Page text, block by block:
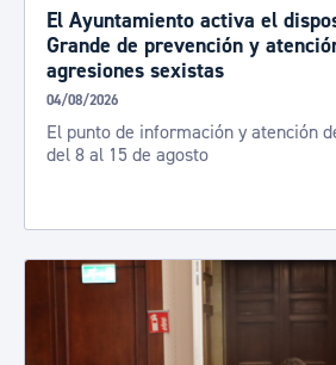
El Ayuntamiento activa el
Grande de prevención y
agresiones sexistas
04/08/2026
El punto de información y atención
del 8 al 15 de agosto